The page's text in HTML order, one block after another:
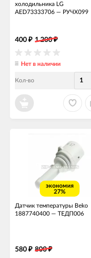
холодильника LG
AED73333706 — РУЧХ099
400 ₽ 1 200₽
Нет в наличии
Кол-во
экономия
27%
Датчик температуры Beko
1887740400 — ТЕДП006
580 ₽ 800₽